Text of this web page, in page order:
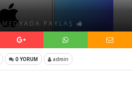
MEDYADA PAYLAŞ
0 YORUM admin